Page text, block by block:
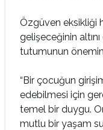
Özgüven eksikliği
gelişeceğinin
tutumunun
“Bir çocuğun
edebilmesi için
temel bir duygu.
mutlu bir yaşam